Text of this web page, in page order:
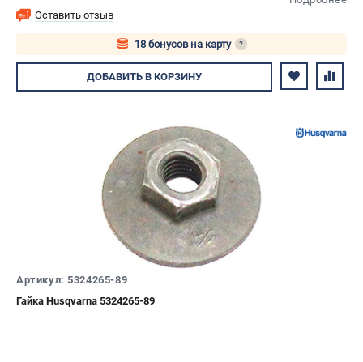
Оставить отзыв
18 бонусов на карту ?
Авторизуйтесь
ДОБАВИТЬ В КОРЗИНУ
Артикул: 5324265-89
Гайка Husqvarna 5324265-89